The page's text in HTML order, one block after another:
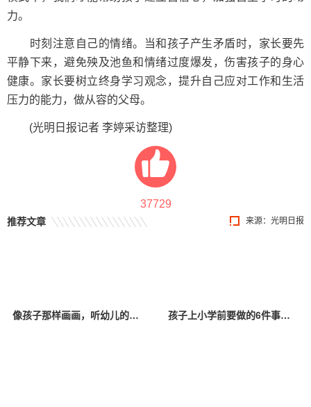
力。
时刻注意自己的情绪。当和孩子产生矛盾时，家长要先
平静下来，避免殃及池鱼和情绪过度爆发，伤害孩子的身心
健康。家长要树立终身学习观念，提升自己应对工作和生活
压力的能力，做从容的父母。
(光明日报记者 李婷采访整理)
37729
来源：光明日报
推荐文章
像孩子那样画画，听幼儿的无声语言 “为爱代言，‘漫’画成长”儿童画展在郑举办 孩子上小学前要做的6件事，家长要知道